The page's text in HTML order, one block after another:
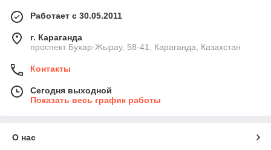
Работает с 30.05.2011
г. Караганда
проспект Бухар-Жырау, 58-41, Караганда, Казахстан
Контакты
Сегодня выходной
Показать весь график работы
О нас